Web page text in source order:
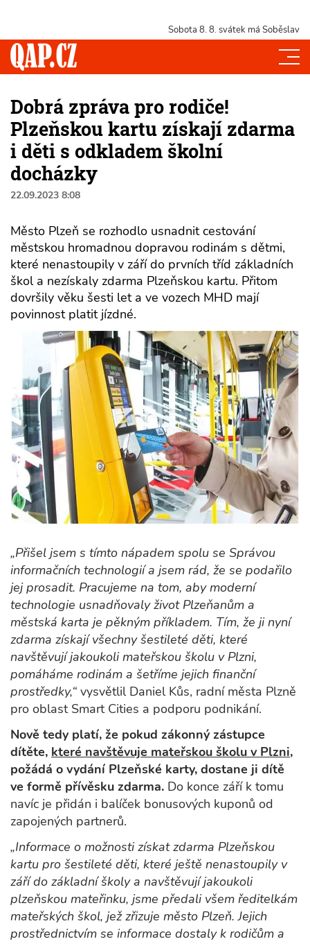
Sobota 8. 8. svátek má Soběslav
Dobrá zpráva pro rodiče!
Plzeňskou kartu získají zdarma
i děti s odkladem školní
docházky
22.09.2023 8:08
Město Plzeň se rozhodlo usnadnit cestování
městskou hromadnou dopravou rodinám s dětmi,
které nenastoupily v září do prvních tříd základních
škol a nezískaly zdarma Plzeňskou kartu. Přitom
dovršily věku šesti let a ve vozech MHD mají
povinnost platit jízdné.
„Přišel jsem s tímto nápadem spolu se Správou
informačních technologií a jsem rád, že se podařilo
jej prosadit. Pracujeme na tom, aby moderní
technologie usnadňovaly život Plzeňanům a
městská karta je pěkným příkladem. Tím, že ji nyní
zdarma získají všechny šestileté děti, které
navštěvují jakoukoli mateřskou školu v Plzni,
pomáháme rodinám a šetříme jejich finanční
prostředky,“ vysvětlil Daniel Kůs, radní města Plzně
pro oblast Smart Cities a podporu podnikání.
Nově tedy platí, že pokud zákonný zástupce
dítěte, které navštěvuje mateřskou školu v Plzni,
požádá o vydání Plzeňské karty, dostane ji dítě
ve formě přívěsku zdarma. Do konce září k tomu
navíc je přidán i balíček bonusových kuponů od
zapojených partnerů.
„Informace o možnosti získat zdarma Plzeňskou
kartu pro šestileté děti, které ještě nenastoupily v
září do základní školy a navštěvují jakoukoli
plzeňskou mateřinku, jsme předali všem ředitelkám
mateřských škol, jež zřizuje město Plzeň. Jejich
prostřednictvím se informace dostaly k rodičům a